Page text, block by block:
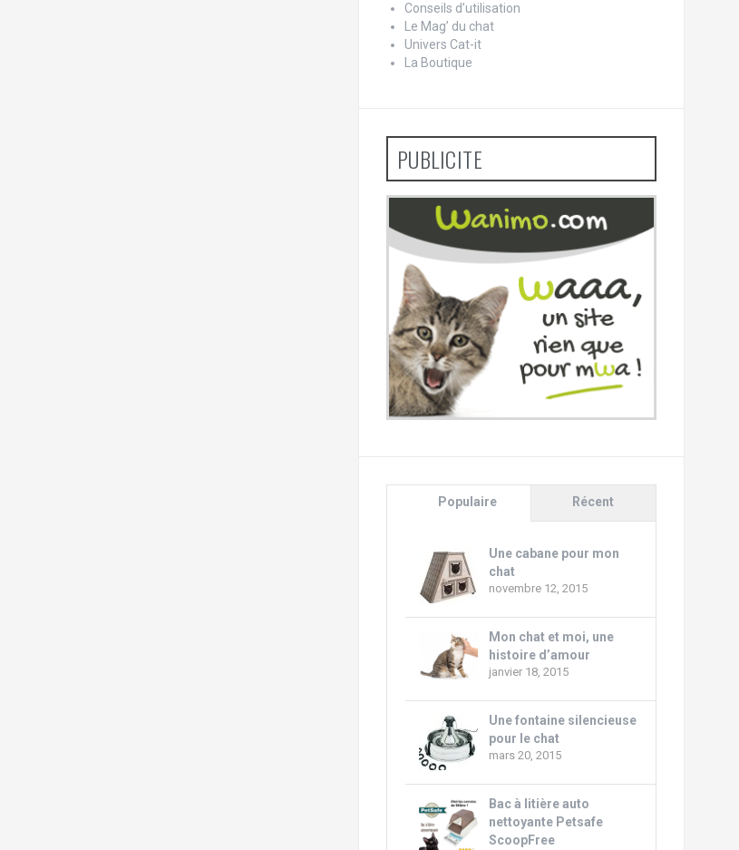
Conseils d’utilisation
Le Mag’ du chat
Univers Cat-it
La Boutique
PUBLICITE
Populaire Récent
Une cabane pour mon
chat
novembre 12, 2015
Mon chat et moi, une
histoire d’amour
janvier 18, 2015
Une fontaine silencieuse
pour le chat
mars 20, 2015
Bac à litière auto
nettoyante Petsafe
ScoopFree